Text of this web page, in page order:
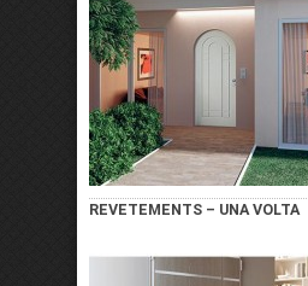
REVETEMENTS – UNA VOLTA